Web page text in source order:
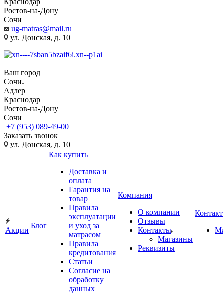
Краснодар
Ростов-на-Дону
Сочи
ug-matras@mail.ru
ул. Донская, д. 10
Ваш город
Сочи
Адлер
Краснодар
Ростов-на-Дону
Сочи
+7 (953) 089-49-00
Заказать звонок
ул. Донская, д. 10
Акции
Блог
Как купить
Доставка и
оплата
Гарантия на
товар
Правила
эксплуатации
и уход за
матрасом
Правила
кредитования
Статьи
Согласие на
обработку
данных
Компания
О компании
Отзывы
Контакты
Магазины
Реквизиты